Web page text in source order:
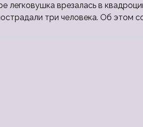
врезалась в
три человека. Об этом